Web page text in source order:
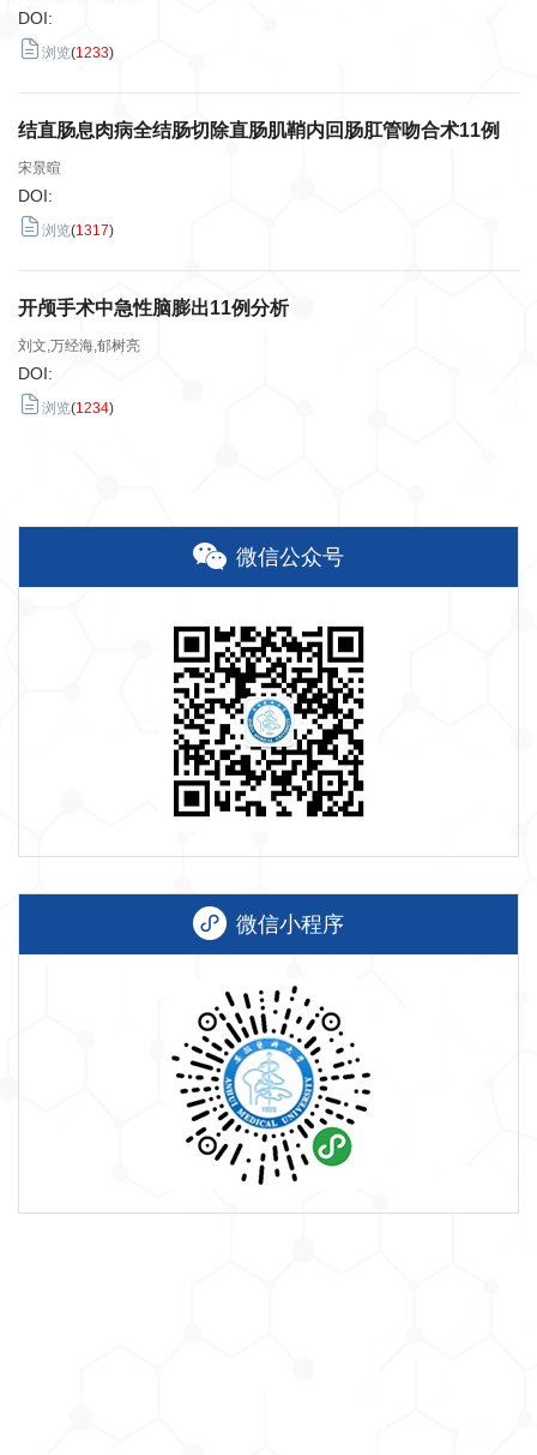
DOI:
浏览(1233)
结直肠息肉病全结肠切除直肠肌鞘内回肠肛管吻合术11例
宋景暄
DOI:
浏览(1317)
开颅手术中急性脑膨出11例分析
刘文,万经海,郁树亮
DOI:
浏览(1234)
微信公众号
微信小程序